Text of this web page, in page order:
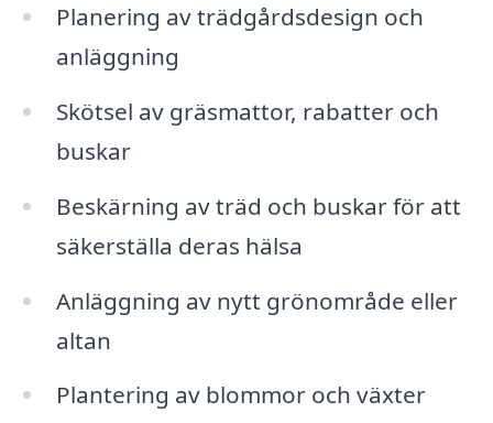
Planering av trädgårdsdesign och
anläggning
Skötsel av gräsmattor, rabatter och
buskar
Beskärning av träd och buskar för att
säkerställa deras hälsa
Anläggning av nytt grönområde eller
altan
Plantering av blommor och växter